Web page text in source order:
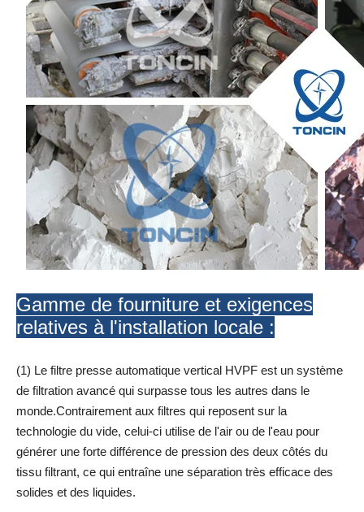
Gamme de fourniture et exigences
relatives à l'installation locale :
(1) Le filtre presse automatique vertical HVPF est un système
de filtration avancé qui surpasse tous les autres dans le
monde.Contrairement aux filtres qui reposent sur la
technologie du vide, celui-ci utilise de l'air ou de l'eau pour
générer une forte différence de pression des deux côtés du
tissu filtrant, ce qui entraîne une séparation très efficace des
solides et des liquides.